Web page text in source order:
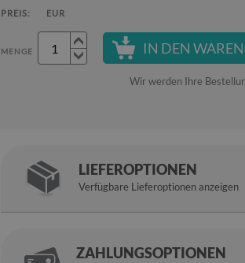
PREIS: EUR
MENGE IN DEN
Wir werden Ihre
LIEFEROPTIONEN
Verfügbare Lieferoptionen anzeigen
ZAHLUNGSOPTIONEN